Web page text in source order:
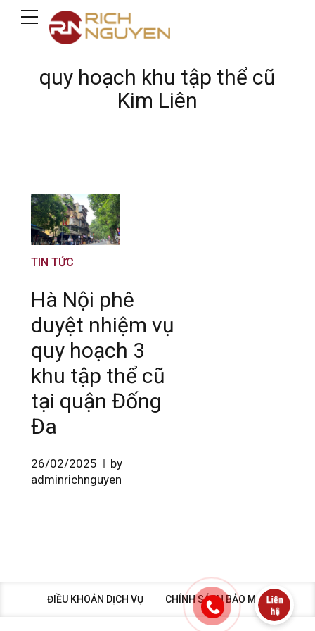
quy hoạch khu tập thể cũ
Kim Liên
TIN TỨC
Hà Nội phê
duyệt nhiệm vụ
quy hoạch 3
khu tập thể cũ
tại quận Đống
Đa
26/02/2025
by
adminrichnguyen
ĐIỀU KHOẢN DỊCH VỤ CHÍNH SÁCH BẢO MẬT